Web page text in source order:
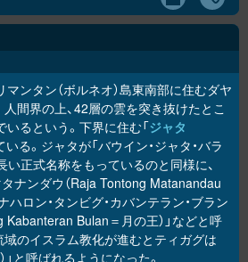
ンタン（ボルネオ）島東南部に住むダヤ
間界の上、42層の雲を突き抜けたとこ
るという。下界に住む「ジャタ
いる。ジャタが「バウイン・ジャタ・バラ
い正式名称をもっているのと同様に、
タナンダウ（Raja Tontong Matanandau
ナハロン・タンビグ・カバンテラン・ブラン
Kabanteran Bulan＝月の王）」などと呼
域のイスラム教化が進むとティガグは
」と呼ばれるようになった。